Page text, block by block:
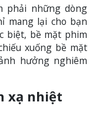
phải những dòng
mang lại cho bạn
biệt, bề mặt phim
xuống bề mặt
hưởng nghiêm
xạ nhiệt